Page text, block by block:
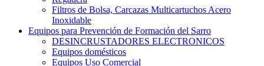
Filtros de Bolsa, Carcazas Multicartuchos Acero
Inoxidable
Equipos para Prevención de Formación del Sarro
DESINCRUSTADORES ELECTRONICOS
Equipos domésticos
Equipos Uso Comercial